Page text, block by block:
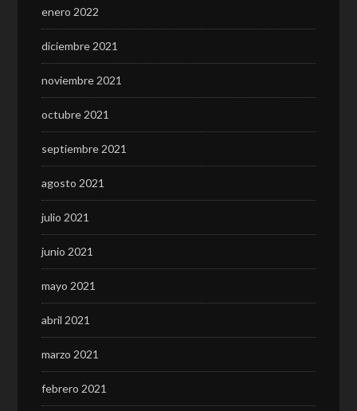
enero 2022
diciembre 2021
noviembre 2021
octubre 2021
septiembre 2021
agosto 2021
julio 2021
junio 2021
mayo 2021
abril 2021
marzo 2021
febrero 2021